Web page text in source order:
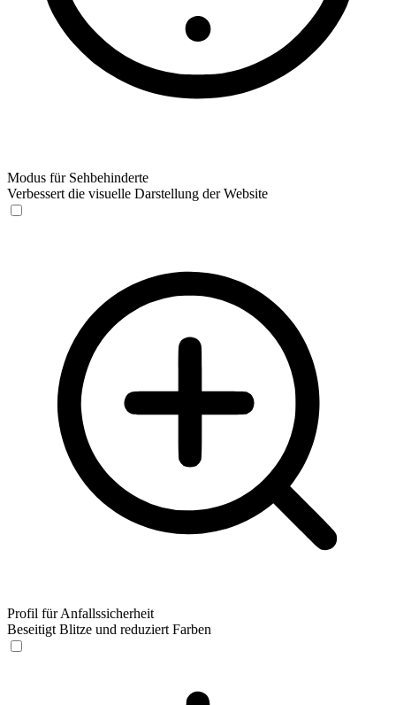
Modus für Sehbehinderte
Verbessert die visuelle Darstellung der Website
Profil für Anfallssicherheit
Beseitigt Blitze und reduziert Farben